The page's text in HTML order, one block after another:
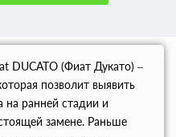
DUCATO (Фиат Дукато) –
позволит выявить
на ранней стадии и
замене. Раньше